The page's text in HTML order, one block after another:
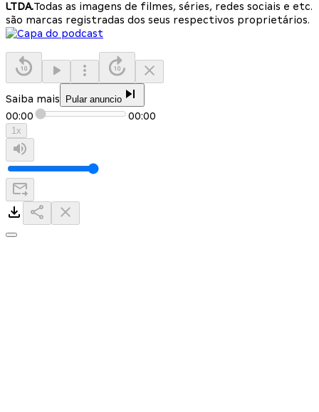
LTDA.Todas as imagens de filmes, séries, redes sociais e etc.
são marcas registradas dos seus respectivos proprietários.
Saiba mais Pular anuncio
00:00 00:00
1x